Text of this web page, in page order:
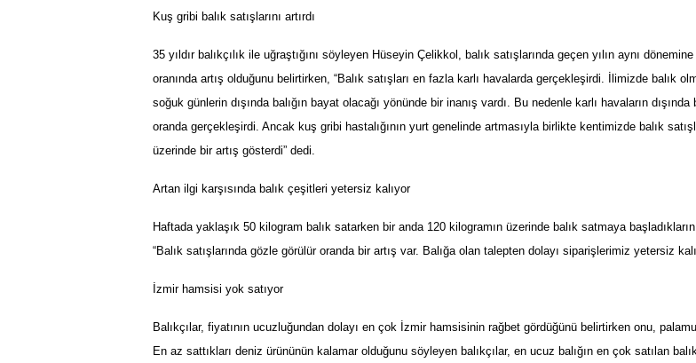
Kuş gribi balık satışlarını artırdı
35 yıldır balıkçılık ile uğraştığını söyleyen Hüseyin Çelikkol, balık satışlarında geçen yılın aynı
oranında artış olduğunu belirtirken, “Balık satışları en fazla karlı havalarda gerçekleşirdi. İlimizde balık
soğuk günlerin dışında balığın bayat olacağı yönünde bir inanış vardı. Bu nedenle karlı havaların dışında
oranda gerçekleşirdi. Ancak kuş gribi hastalığının yurt genelinde artmasıyla birlikte kentimizde balık
üzerinde bir artış gösterdi” dedi.
Artan ilgi karşısında balık çeşitleri yetersiz kalıyor
Haftada yaklaşık 50 kilogram balık satarken bir anda 120 kilogramın üzerinde balık satmaya başladıkların
“Balık satışlarında gözle görülür oranda bir artış var. Balığa olan talepten dolayı siparişlerimiz yetersiz kalı
İzmir hamsisi yok satıyor
Balıkçılar, fiyatının ucuzluğundan dolayı en çok İzmir hamsisinin rağbet gördüğünü belirtirken onu,
En az sattıkları deniz ürününün kalamar olduğunu söyleyen balıkçılar, en ucuz balığın en çok satılan